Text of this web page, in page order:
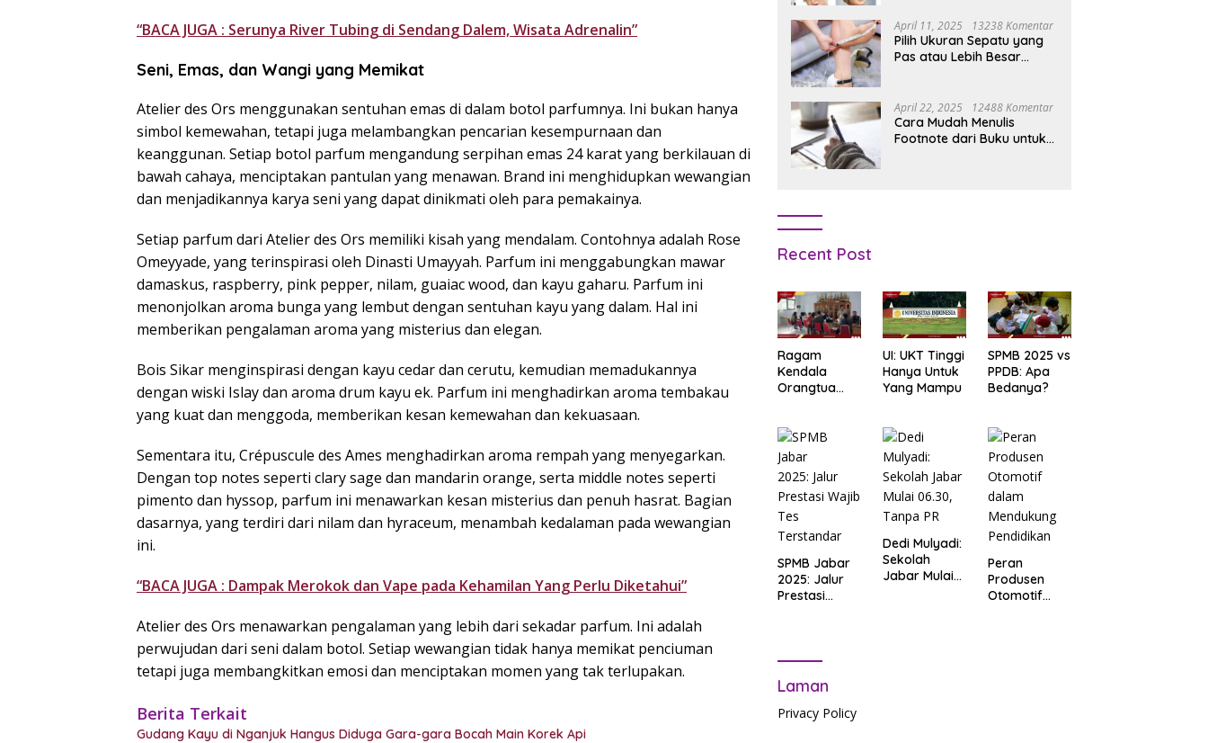
“BACA JUGA : Serunya River Tubing di Sendang Dalem, Wisata Adrenalin”
Seni, Emas, dan Wangi yang Memikat
Atelier des Ors menggunakan sentuhan emas di dalam botol parfumnya. Ini bukan hanya
simbol kemewahan, tetapi juga melambangkan pencarian kesempurnaan dan
keanggunan. Setiap botol parfum mengandung serpihan emas 24 karat yang berkilauan di
bawah cahaya, menciptakan pantulan yang menawan. Brand ini menghidupkan wewangian
dan menjadikannya karya seni yang dapat dinikmati oleh para pemakainya.
Setiap parfum dari Atelier des Ors memiliki kisah yang mendalam. Contohnya adalah Rose
Omeyyade, yang terinspirasi oleh Dinasti Umayyah. Parfum ini menggabungkan mawar
damaskus, raspberry, pink pepper, nilam, guaiac wood, dan kayu gaharu. Parfum ini
menonjolkan aroma bunga yang lembut dengan sentuhan kayu yang dalam. Hal ini
memberikan pengalaman aroma yang misterius dan elegan.
Bois Sikar menginspirasi dengan kayu cedar dan cerutu, kemudian memadukannya
dengan wiski Islay dan aroma drum kayu ek. Parfum ini menghadirkan aroma tembakau
yang kuat dan menggoda, memberikan kesan kemewahan dan kekuasaan.
Sementara itu, Crépuscule des Ames menghadirkan aroma rempah yang menyegarkan.
Dengan top notes seperti clary sage dan mandarin orange, serta middle notes seperti
pimento dan hyssop, parfum ini menawarkan kesan misterius dan penuh hasrat. Bagian
dasarnya, yang terdiri dari nilam dan hyraceum, menambah kedalaman pada wewangian
ini.
“BACA JUGA : Dampak Merokok dan Vape pada Kehamilan Yang Perlu Diketahui”
Atelier des Ors menawarkan pengalaman yang lebih dari sekadar parfum. Ini adalah
perwujudan dari seni dalam botol. Setiap wewangian tidak hanya memikat penciuman
tetapi juga membangkitkan emosi dan menciptakan momen yang tak terlupakan.
Berita Terkait
Gudang Kayu di Nganjuk Hangus Diduga Gara-gara Bocah Main Korek Api
April 11, 2025 13238 Komentar
Pilih Ukuran Sepatu yang
Pas atau Lebih Besar
April 22, 2025 12488 Komentar
Cara Mudah Menulis
Footnote dari Buku untuk
Recent Post
Ragam
Kendala
Orangtua
Jakarta
2025: Salah
Input Data
hingga Lupa
Password
UI: UKT Tinggi
Hanya Untuk
Yang Mampu
SPMB 2025 vs
PPDB: Apa
Bedanya?
SPMB Jabar
2025: Jalur
Prestasi
Dedi Mulyadi:
Sekolah
Jabar Mulai
Peran
Produsen
Otomotif
Laman
Privacy Policy